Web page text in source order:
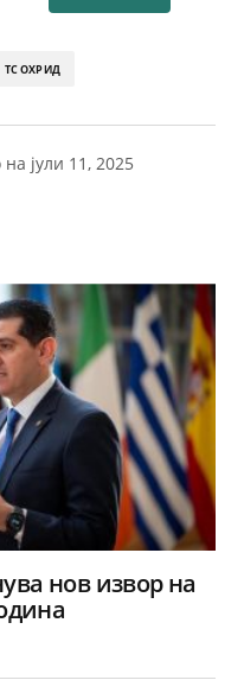
ТС ОХРИД
на јули 11, 2025
нов извор на